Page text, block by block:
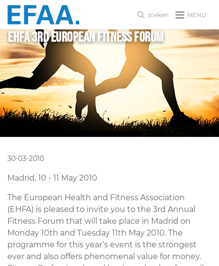
MENU
zoeken
EHFA 3rd European Fitness Forum
30-03-2010
Madrid, 10 - 11 May 2010
The European Health and Fitness Association
(EHFA) is pleased to invite you to the 3rd Annual
Fitness Forum that will take place in Madrid on
Monday 10th and Tuesday 11th May 2010. The
programme for this year’s event is the strongest
ever and also offers phenomenal value for money.